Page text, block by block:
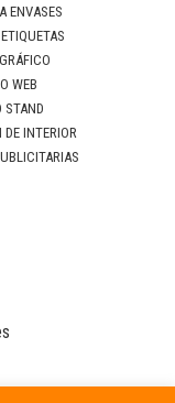
ENVASES
WEB
STAND
DE INTERIOR